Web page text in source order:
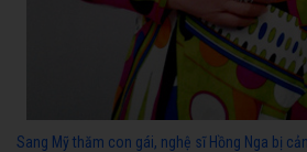
Sang Mỹ thăm con gái, nghệ sĩ Hồng Nga bị